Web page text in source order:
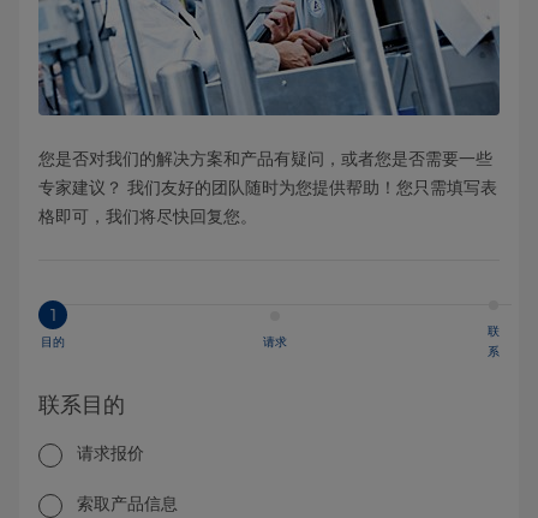
您是否对我们的解决方案和产品有疑问，或者您是否需要一些
专家建议？ 我们友好的团队随时为您提供帮助！您只需填写表
格即可，我们将尽快回复您。
1
目的 请求
联
系
联系目的
请求报价
索取产品信息